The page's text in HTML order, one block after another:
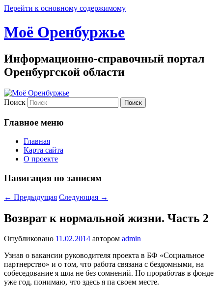
Перейти к основному содержимому
Моё Оренбуржье
Информационно-справочный портал
Оренбургской области
Поиск
Главное меню
Главная
Карта сайта
О проекте
Навигация по записям
← Предыдущая Следующая →
Возврат к нормальной жизни. Часть 2
Опубликовано 11.02.2014 автором admin
Узнав о вакансии руководителя проекта в БФ «Социальное
партнерство» и о том, что работа связана с бездомными, на
собеседование я шла не без сомнений. Но проработав в фонде
уже год, понимаю, что здесь я па своем месте.